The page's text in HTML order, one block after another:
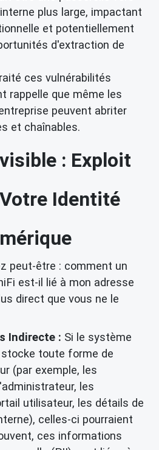
plus large, impactant
et potentiellement
d'extraction de
ces vulnérabilités
rappelle que même les
peuvent abriter
et chaînables.
: Exploit
Identité
peut-être : comment un
est-il lié à mon adresse
direct que vous ne le
Indirecte : Si le système
toute forme de
(par exemple, les
les
utilisateur, les détails de
celles-ci pourraient
ces informations